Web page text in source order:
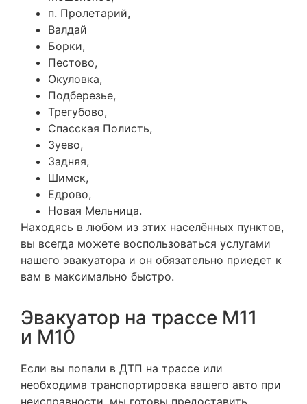
п. Пролетарий,
Валдай
Борки,
Пестово,
Окуловка,
Подберезье,
Трегубово,
Спасская Полисть,
Зуево,
Задняя,
Шимск,
Едрово,
Новая Мельница.
Находясь в любом из этих населённых пунктов,
вы всегда можете воспользоваться услугами
нашего эвакуатора и он обязательно приедет к
вам в максимально быстро.
Эвакуатор на трассе М11
и М10
Если вы попали в ДТП на трассе или
необходима транспортировка вашего авто при